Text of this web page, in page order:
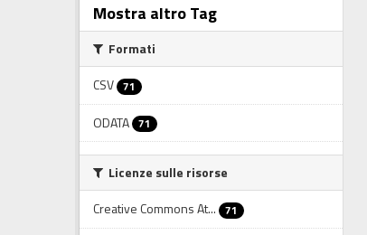
Mostra altro Tag
Formati
CSV 71
ODATA 71
Licenze sulle risorse
Creative Commons At... 71